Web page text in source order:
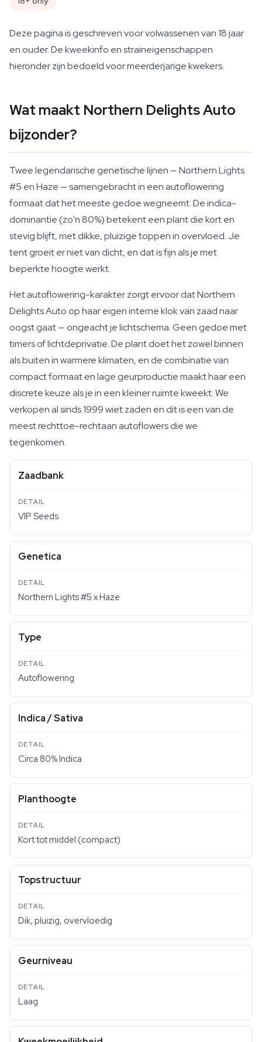
Deze pagina is geschreven voor volwassenen van 18 jaar
en ouder. De kweekinfo en straineigenschappen
hieronder zijn bedoeld voor meerderjarige kwekers.
Wat maakt Northern Delights Auto
bijzonder?
Twee legendarische genetische lijnen — Northern Lights
#5 en Haze — samengebracht in een autoflowering
formaat dat het meeste gedoe wegneemt. De indica-
dominantie (zo'n 80%) betekent een plant die kort en
stevig blijft, met dikke, pluizige toppen in overvloed. Je
tent groeit er niet van dicht, en dat is fijn als je met
beperkte hoogte werkt.
Het autoflowering-karakter zorgt ervoor dat Northern
Delights Auto op haar eigen interne klok van zaad naar
oogst gaat — ongeacht je lichtschema. Geen gedoe met
timers of lichtdeprivatie. De plant doet het zowel binnen
als buiten in warmere klimaten, en de combinatie van
compact formaat en lage geurproductie maakt haar een
discrete keuze als je in een kleiner ruimte kweekt. We
verkopen al sinds 1999 wiet zaden en dit is een van de
meest rechttoe-rechtaan autoflowers die we
tegenkomen.
Zaadbank
VIP Seeds
Genetica
Northern Lights #5 x Haze
Type
Autoflowering
Indica / Sativa
Circa 80% Indica
Planthoogte
Kort tot middel (compact)
Topstructuur
Dik, pluizig, overvloedig
Geurniveau
Laag